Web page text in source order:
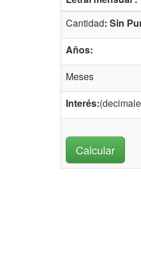
Cantidad: Sin
Años:
Meses
Interés: